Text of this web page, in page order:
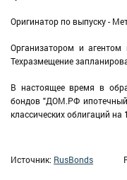
Оригинатор по выпуску -
Организатором и
Техразмещение
В настоящее время в
бондов "ДОМ.РФ ипотечный
классических облигаций на
Источник: RusBonds